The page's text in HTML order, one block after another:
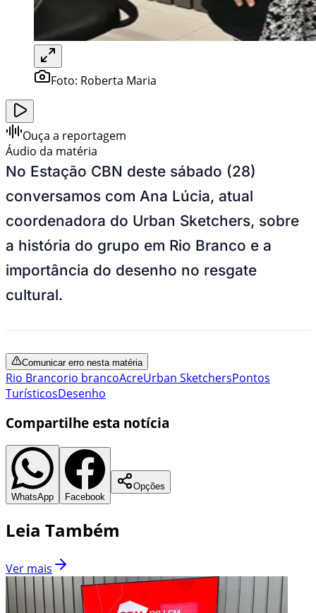
Foto: Roberta Maria
Ouça a reportagem
Áudio da matéria
No Estação CBN deste sábado (28)
conversamos com Ana Lúcia, atual
coordenadora do Urban Sketchers, sobre
a história do grupo em Rio Branco e a
importância do desenho no resgate
cultural.
Comunicar erro nesta matéria
Rio Brancorio brancoAcreUrban SketchersPontos
TurísticosDesenho
Compartilhe esta notícia
WhatsApp Facebook
Opções
Leia Também
Ver mais